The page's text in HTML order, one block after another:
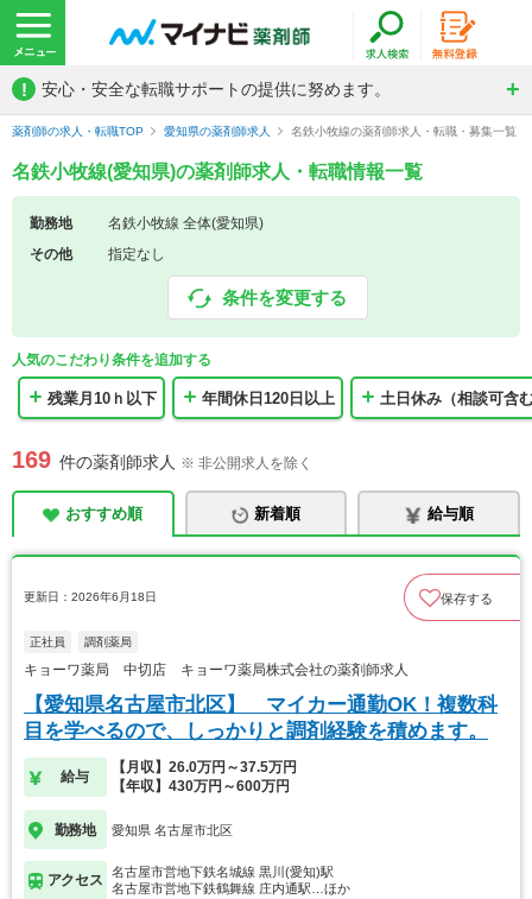
! 安心・安全な転職サポートの提供に努めます。
薬剤師の求人・転職TOP 愛知県の薬剤師求人 名鉄小牧線の薬剤師求人・転職・募集一覧
名鉄小牧線(愛知県)の薬剤師求人・転職情報一覧
勤務地
名鉄小牧線 全体(愛知県)
その他
指定なし
条件を変更する
人気のこだわり条件を追加する
残業月10ｈ以下 年間休日120日以上 土日休み（相談可含
169 件の薬剤師求人 ※ 非公開求人を除く
おすすめ順 新着順 給与順
更新日：2026年6月18日 保存する
正社員 調剤薬局
キョーワ薬局 中切店 キョーワ薬局株式会社の薬剤師求人
【愛知県名古屋市北区】 マイカー通勤OK！複数科
目を学べるので、しっかりと調剤経験を積めます。
給与
【月収】26.0万円～37.5万円
【年収】430万円～600万円
勤務地 愛知県 名古屋市北区
アクセス
名古屋市営地下鉄名城線 黒川(愛知)駅
名古屋市営地下鉄鶴舞線 庄内通駅…ほか